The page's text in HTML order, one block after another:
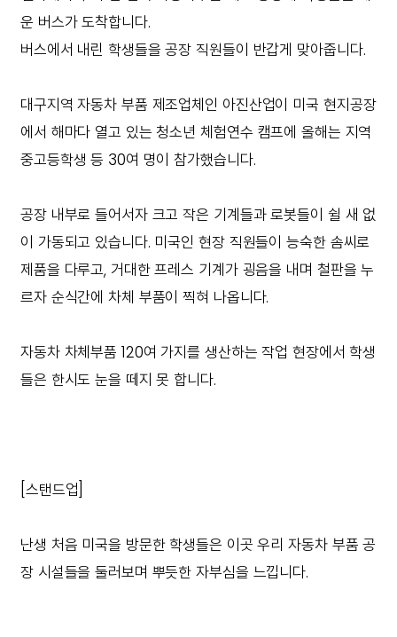
운 버스가 도착합니다.
버스에서 내린 학생들을 공장 직원들이 반갑게 맞아줍니다.
대구지역 자동차 부품 제조업체인 아진산업이 미국 현지공장
에서 해마다 열고 있는 청소년 체험연수 캠프에 올해는 지역
중고등학생 등 30여 명이 참가했습니다.
공장 내부로 들어서자 크고 작은 기계들과 로봇들이 쉴 새 없
이 가동되고 있습니다. 미국인 현장 직원들이 능숙한 솜씨로
제품을 다루고, 거대한 프레스 기계가 굉음을 내며 철판을 누
르자 순식간에 차체 부품이 찍혀 나옵니다.
자동차 차체부품 120여 가지를 생산하는 작업 현장에서 학생
들은 한시도 눈을 떼지 못 합니다.
[스탠드업]
난생 처음 미국을 방문한 학생들은 이곳 우리 자동차 부품 공
장 시설들을 둘러보며 뿌듯한 자부심을 느낍니다.